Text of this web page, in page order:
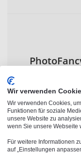
Herzuhr
Wir verwenden
Wir verwenden Cookies,
Funktionen für soziale
unsere Website zu
wenn Sie unsere Webseite
Für weitere Informationen
auf „Einstellungen